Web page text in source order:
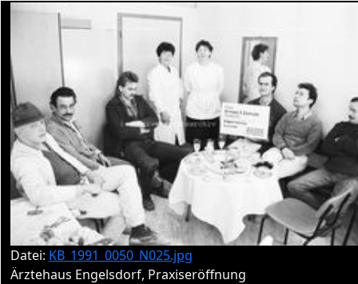
Datei: KB_1991_0050_N025.jpg
Ärztehaus Engelsdorf, Praxiseröffnung